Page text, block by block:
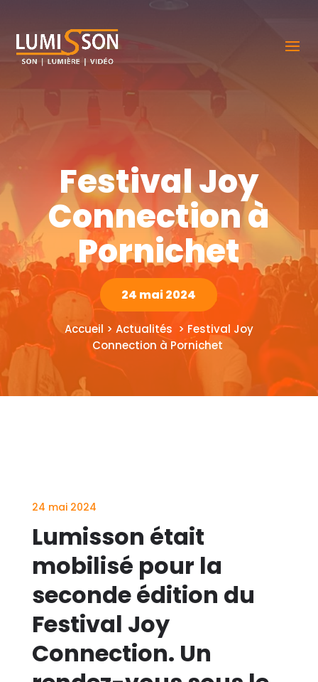
Festival Joy
Connection à
Pornichet
24 mai 2024
Accueil > Actualités > Festival Joy
Connection à Pornichet
24 mai 2024
Lumisson était
mobilisé pour la
seconde édition du
Festival Joy
Connection. Un